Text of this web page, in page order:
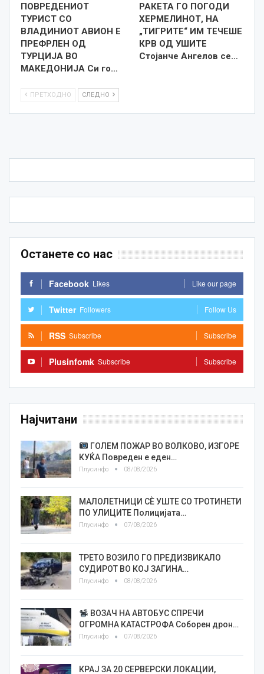
ПОВРЕДЕНИОТ
ТУРИСТ СО
ВЛАДИНИОТ АВИОН Е
ПРЕФРЛЕН ОД
ТУРЦИЈА ВО
МАКЕДОНИЈА Си го…
РАКЕТА ГО ПОГОДИ
ХЕРМЕЛИНОТ, НА
„ТИГРИТЕ“ ИМ ТЕЧЕШЕ
КРВ ОД УШИТЕ
Стојанче Ангелов се…
ПРЕТХОДНО СЛЕДНО
Останете со нас
Facebook Likes Like our page
Twitter Followers Follow Us
RSS Subscribe Subscribe
Plusinfomk Subscribe Subscribe
Најчитани
ГОЛЕМ ПОЖАР ВО ВОЛКОВО, ИЗГОРЕ
КУЌА Повреден е еден…
Плусинфо 08/08/2026
МАЛОЛЕТНИЦИ СÈ УШТЕ СО ТРОТИНЕТИ
ПО УЛИЦИТЕ Полицијата…
Плусинфо 07/08/2026
ТРЕТО ВОЗИЛО ГО ПРЕДИЗВИКАЛО
СУДИРОТ ВО КОЈ ЗАГИНА…
Плусинфо 08/08/2026
ВОЗАЧ НА АВТОБУС СПРЕЧИ
ОГРОМНА КАТАСТРОФА Соборен дрон…
Плусинфо 07/08/2026
КРАЈ ЗА 20 СЕРВЕРСКИ ЛОКАЦИИ,